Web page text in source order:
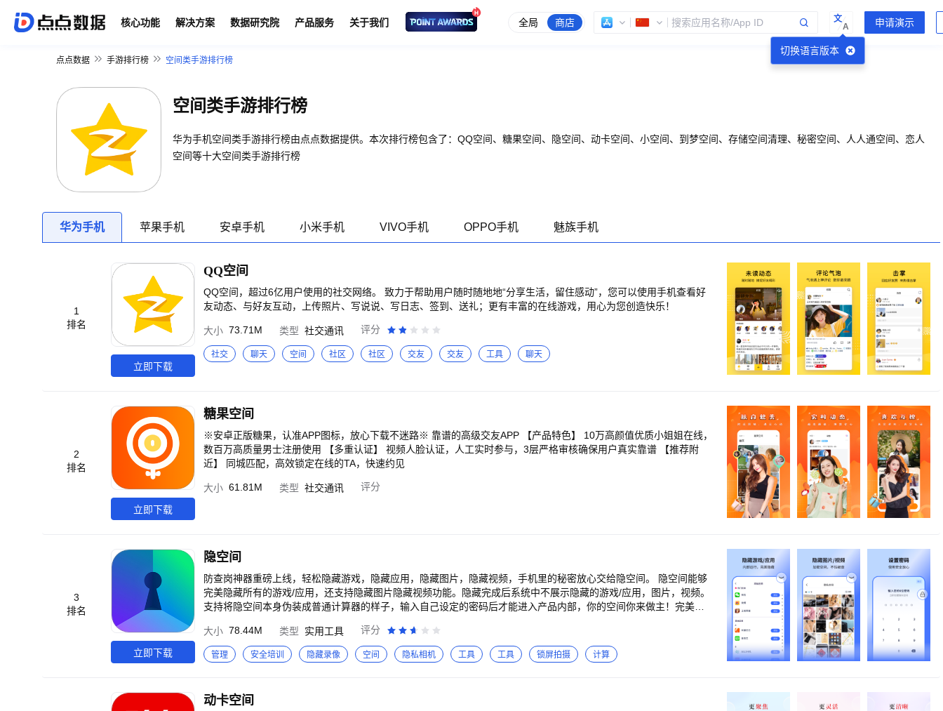
核心功能 解决方案 数据研究院 产品服务 关于我们 全局 商店
切换语言版本
文
A
点点数据 手游排行榜 空间类手游排行榜
空间类手游排行榜
华为手机空间类手游排行榜由点点数据提供。本次排行榜包含了：QQ空间、糖果空间、隐空间、动卡空间、小空间、到梦空间、存储空间清理、秘密空间、人人通空间、恋人
空间等十大空间类手游排行榜
华为手机 苹果手机 安卓手机 小米手机 VIVO手机 OPPO手机 魅族手机
1
排名
立即下载
QQ空间
QQ空间，超过6亿用户使用的社交网络。 致力于帮助用户随时随地地“分享生活，留住感动”，您可以使用手机查看好
友动态、与好友互动，上传照片、写说说、写日志、签到、送礼；更有丰富的在线游戏，用心为您创造快乐！
大小 73.71M 类型 社交通讯 评分
社交 聊天 空间 社区 社区 交友 交友 工具 聊天
2
排名
立即下载
糖果空间
※安卓正版糖果，认准APP图标，放心下载不迷路※ 靠谱的高级交友APP 【产品特色】 10万高颜值优质小姐姐在线，
数百万高质量男士注册使用 【多重认证】 视频人脸认证，人工实时参与，3层严格审核确保用户真实靠谱 【推荐附
近】 同城匹配，高效锁定在线的TA，快速约见
大小 61.81M 类型 社交通讯 评分
3
排名
立即下载
隐空间
防查岗神器重磅上线，轻松隐藏游戏，隐藏应用，隐藏图片，隐藏视频，手机里的秘密放心交给隐空间。 隐空间能够
完美隐藏所有的游戏/应用，还支持隐藏图片隐藏视频功能。隐藏完成后系统中不展示隐藏的游戏/应用，图片，视频。
支持将隐空间本身伪装成普通计算器的样子，输入自己设定的密码后才能进入产品内部，你的空间你来做主！完美运
体验一致。系统中的应用卸载不影响隐空间内部应用的使用，完美隐藏你的游戏/应用。 【隐藏图片/视频】 你的私密
文件不想被其他人发现？隐空间支持将图片/视频导入到内部，删除系统中的图片/视频完全不影响已经导入的文件。隐
空间隐藏的图片/视频只有你自己才能查看，其他人无法查看，是防查岗神器。 【伪装升级安全加倍】 隐空间不仅可以
后才能进入应用内部，使用更加安全放心。 【稳定不闪退】 隐空间使用最新沙箱技术，可以完美运行所有游戏应用，
运行流畅安全不封号。使用体验和系统中应用完全一致。 隐空间是守护手机秘密的不二选择，稳定安全不封号！
大小 78.44M 类型 实用工具 评分
管理 安全培训 隐藏录像 空间 隐私相机 工具 工具 锁屏拍摄 计算
动卡空间